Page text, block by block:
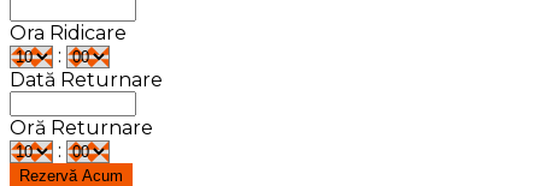
Ora Ridicare
:
Dată Returnare
Oră Returnare
: